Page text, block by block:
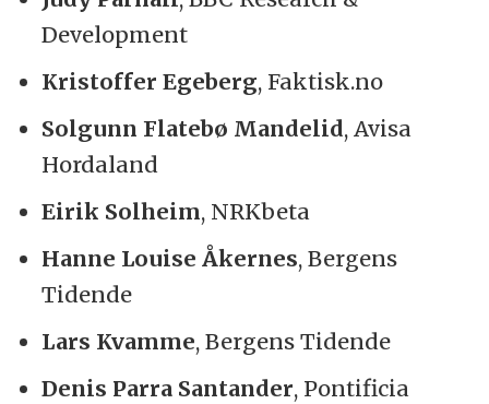
Development
Kristoffer Egeberg, Faktisk.no
Solgunn Flatebø Mandelid, Avisa
Hordaland
Eirik Solheim, NRKbeta
Hanne Louise Åkernes, Bergens
Tidende
Lars Kvamme, Bergens Tidende
Denis Parra Santander, Pontificia